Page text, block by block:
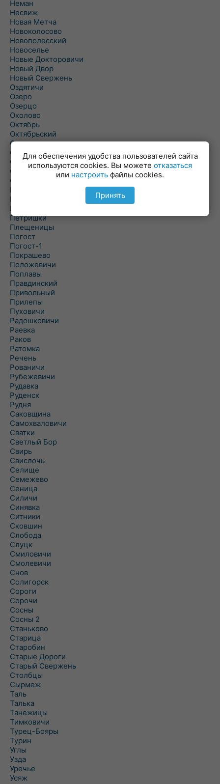
Неман
Несвиж
Новая Метча
Новоколосово
Новополесский
Новоселье
Новые Докторовичи
Новый Двор
Новый Свержень
Оздятичи
Озеро
Озерцо
Околово
Октябрь
Октябрьский
Олехновичи
Омговичи
Оношки
Осовец
Острошицкий Городок
Пасека
Пастовичи
Першаи
Петришки
Плещеницы
Погост
Погост-1
Покрашево
Положевичи
Поплавы
Правдинский
Привольный
Прилепы
Пуховичи
Радошковичи
Раевка
Раков
Ратомка
Речень
Рованичи
Рубежевичи
Рудавка
Руденск
Рудня
Саковщина
Самохваловичи
Сватки
Светлый Бор
Свирь
Свислочь
Селище
Семежево
Сеница
Силичи
Синявка
Ситники
Сковшин
Слобода
Слуцк
Смиловичи
Смолевичи
Снов
Солигорск
Сороги
Сорочи
Сосны
Сосны 2
Станьково
Старица
Старобин
Старые Дороги
Старый Свержень
Столбцы
Сырмеж
Таль
Талька
Танежицы
Тимковичи
Турец-Бояры
Турин
Углы
Узда
Уречье
Усяж
Для обеспечения удобства пользователей сайта
используются cookies. Вы можете отказаться
или настроить файлы cookies.
Принять